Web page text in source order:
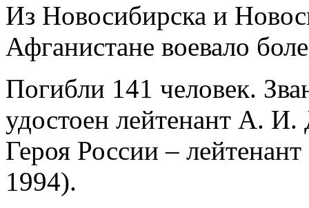
Из Новосибирска и
Афганистане воевало
Погибли 141 человек.
удостоен лейтенант А.
Героя России –
1994).